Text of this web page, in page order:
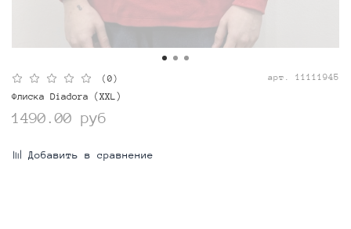
(0) арт. 11111945
Флиска Diadora (XXL)
1490.00 руб
Добавить в сравнение